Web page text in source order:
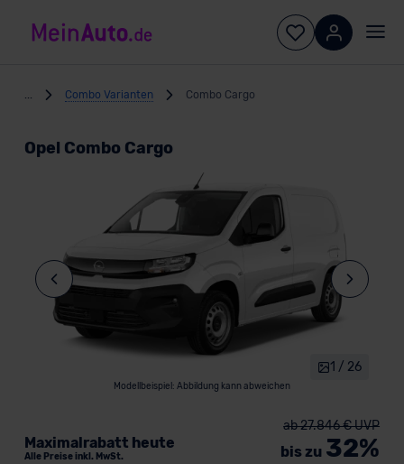
Combo Varianten Combo Cargo
Opel Combo Cargo
Modellbeispiel: Abbildung kann abweichen
1 / 26
Maximalrabatt heute
Alle Preise inkl. MwSt.
ab 27.846 € UVP
bis zu 32%